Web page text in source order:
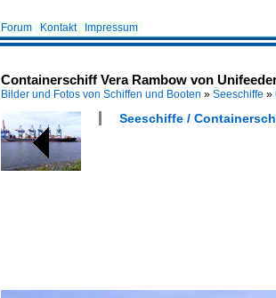
Forum Kontakt Impressum
Containerschiff Vera Rambow von
Bilder und Fotos von Schiffen und Booten » Seeschiffe »
Seeschiffe /